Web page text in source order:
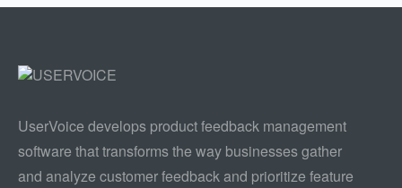
UserVoice develops product feedback management
software that transforms the way businesses gather
and analyze customer feedback and prioritize feature